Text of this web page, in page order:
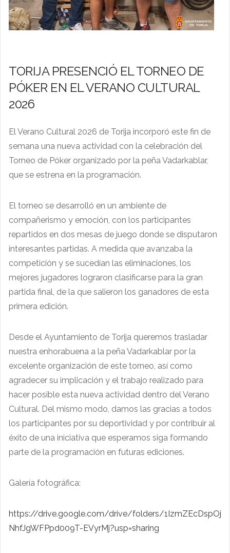
TORIJA PRESENCIÓ EL TORNEO DE
PÓKER EN EL VERANO CULTURAL
2026
El Verano Cultural 2026 de Torija incorporó este fin de
semana una nueva actividad con la celebración del
Torneo de Póker organizado por la peña Vadarkablar,
que se estrena en la programación.
El torneo se desarrolló en un ambiente de
compañerismo y emoción, con los participantes
repartidos en dos mesas de juego donde se disputaron
interesantes partidas. A medida que avanzaba la
competición y se sucedían las eliminaciones, los
mejores jugadores lograron clasificarse para la gran
partida final, de la que salieron los ganadores de esta
primera edición.
Desde el Ayuntamiento de Torija queremos trasladar
nuestra enhorabuena a la peña Vadarkablar por la
excelente organización de este torneo, así como
agradecer su implicación y el trabajo realizado para
hacer posible esta nueva actividad dentro del Verano
Cultural. Del mismo modo, damos las gracias a todos
los participantes por su deportividad y por contribuir al
éxito de una iniciativa que esperamos siga formando
parte de la programación en futuras ediciones.
Galería fotográfica:
https://drive.google.com/drive/folders/1IzmZEcDspOj
NhfJgWFPpd009T-EVyrMj?usp=sharing